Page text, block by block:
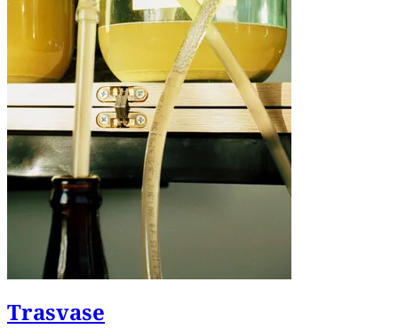
Trasvase